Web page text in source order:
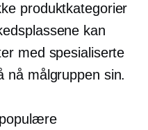
produktkategorier
kan
med spesialiserte
nå målgruppen sin.